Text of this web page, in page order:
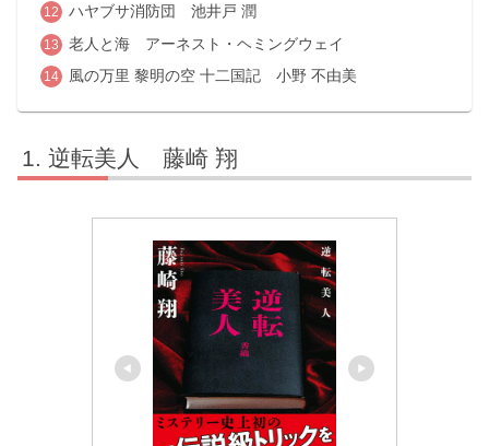
ハヤブサ消防団 池井戸 潤
老人と海 アーネスト・ヘミングウェイ
風の万里 黎明の空 十二国記 小野 不由美
逆転美人 藤崎 翔